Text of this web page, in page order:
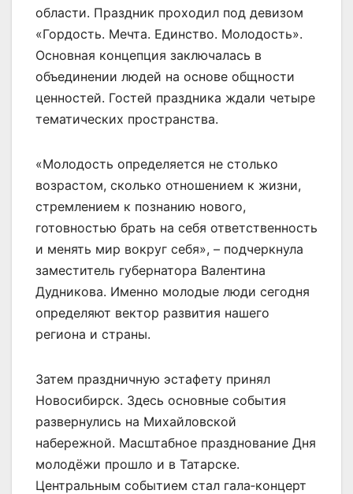
области. Праздник проходил под девизом
«Гордость. Мечта. Единство. Молодость».
Основная концепция заключалась в
объединении людей на основе общности
ценностей. Гостей праздника ждали четыре
тематических пространства.
«Молодость определяется не столько
возрастом, сколько отношением к жизни,
стремлением к познанию нового,
готовностью брать на себя ответственность
и менять мир вокруг себя», – подчеркнула
заместитель губернатора Валентина
Дудникова. Именно молодые люди сегодня
определяют вектор развития нашего
региона и страны.
Затем праздничную эстафету принял
Новосибирск. Здесь основные события
развернулись на Михайловской
набережной. Масштабное празднование Дня
молодёжи прошло и в Татарске.
Центральным событием стал гала‑концерт